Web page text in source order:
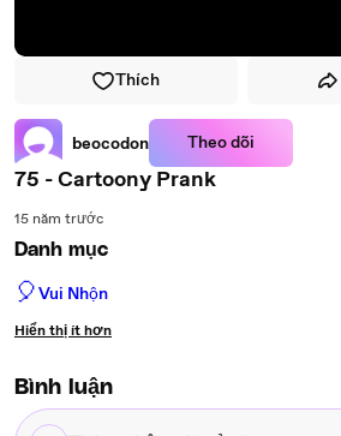
Thích
beocodon Theo dõi
75 - Cartoony Prank
15 năm trước
Danh mục
🎈Vui Nhộn
Hiển thị ít hơn
Bình luận